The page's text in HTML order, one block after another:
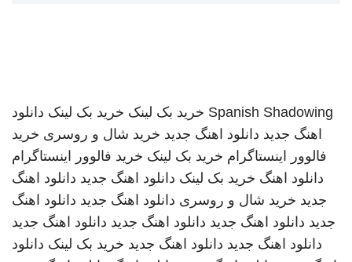
Spanish Shadowing خرید بک لینک خرید بک لینک دانلود
اهنگ جدید دانلود اهنگ جدید خرید شال و روسری خرید
فالوور اینستاگرام خرید بک لینک خرید فالوور اینستاگرام
دانلود اهنگ خرید بک لینک دانلود اهنگ جدید دانلود اهنگ
جدید خرید شال و روسری دانلود اهنگ جدید دانلود اهنگ
جدید دانلود اهنگ جدید دانلود اهنگ جدید دانلود اهنگ جدید
دانلود اهنگ جدید دانلود اهنگ جدید خرید بک لینک دانلود